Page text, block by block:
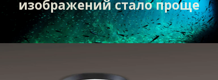
изображений стало проще